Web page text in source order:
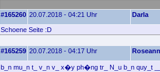
#165260 20.07.2018 - 04:21 Uhr Darla
Schoene Seite :D
#165259 20.07.2018 - 04:17 Uhr
b_n mu_n t_ v_n v_ x�y ph�ng tr_ N_u b_n quy_t